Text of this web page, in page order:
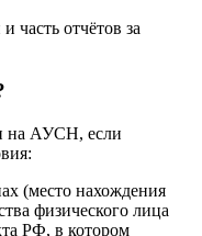
часть отчётов за
на АУСН, если
(место нахождения
физического лица
РФ, в котором